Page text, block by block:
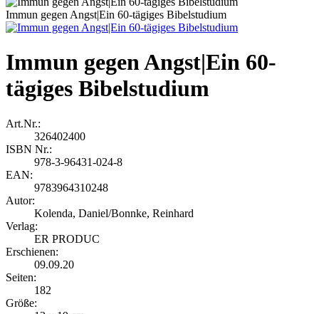
Immun gegen Angst|Ein 60-tägiges Bibelstudium
Immun gegen Angst|Ein 60-
tägiges Bibelstudium
Art.Nr.:
326402400
ISBN Nr.:
978-3-96431-024-8
EAN:
9783964310248
Autor:
Kolenda, Daniel/Bonnke, Reinhard
Verlag:
ER PRODUC
Erschienen:
09.09.20
Seiten:
182
Größe: